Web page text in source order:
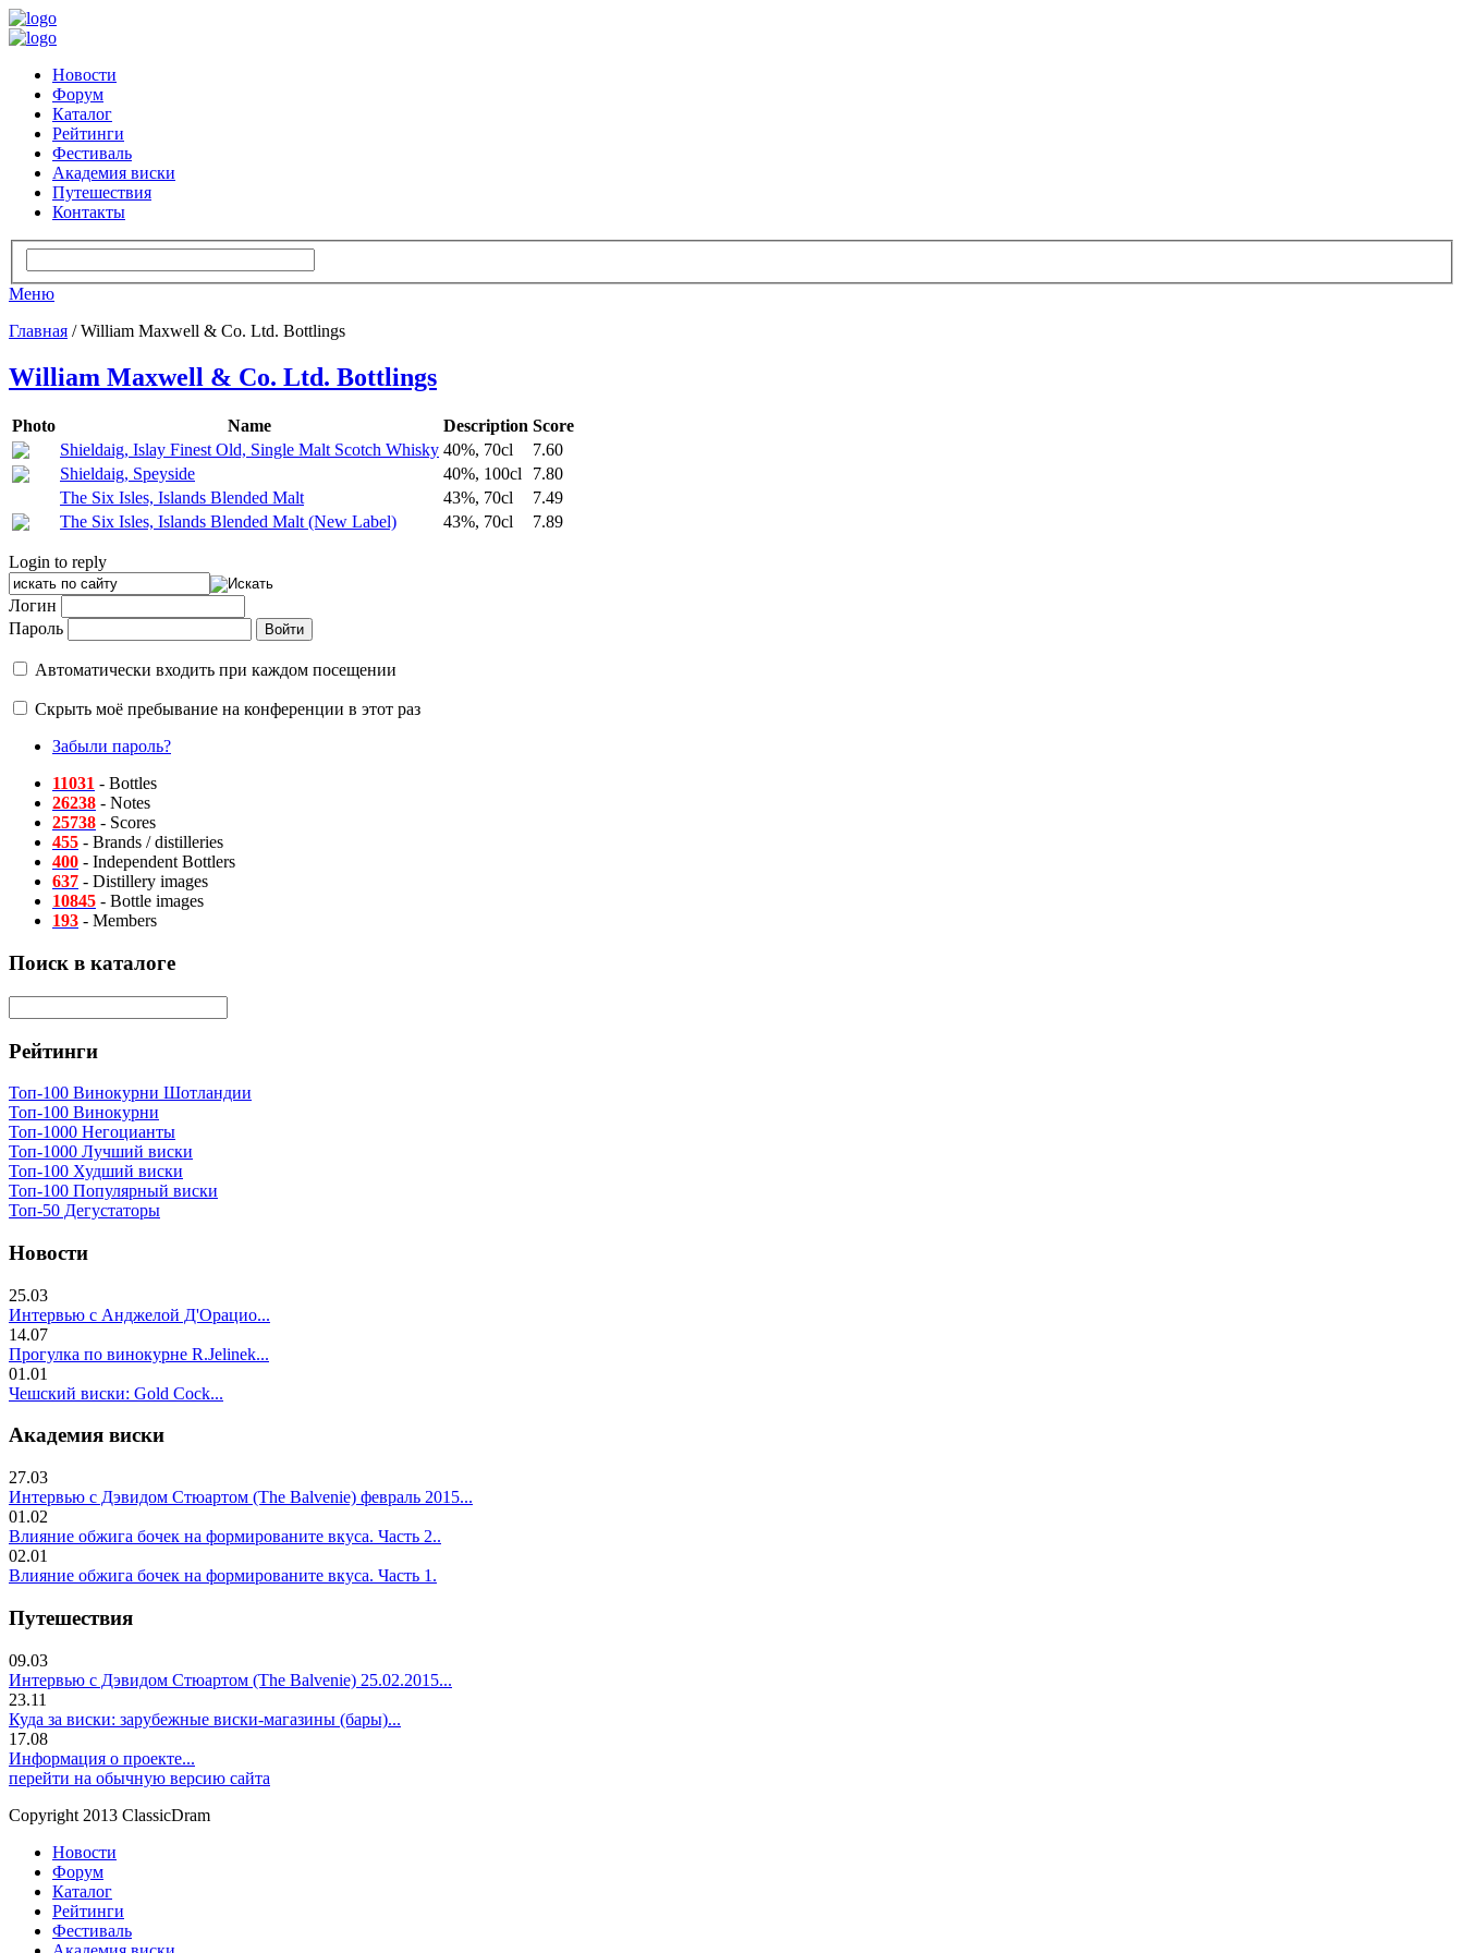
Новости
Форум
Каталог
Рейтинги
Фестиваль
Академия виски
Путешествия
Контакты
Меню
Главная / William Maxwell & Co. Ltd. Bottlings
William Maxwell & Co. Ltd. Bottlings
Photo Name Description Score
Shieldaig, Islay Finest Old, Single Malt Scotch Whisky 40%, 70cl
7.60
Shieldaig, Speyside
40%, 100cl
7.80
The Six Isles, Islands Blended Malt
43%, 70cl
7.49
The Six Isles, Islands Blended Malt (New Label)
43%, 70cl 7.89
Login to reply
Логин
Пароль
Автоматически входить при каждом посещении
Скрыть моё пребывание на конференции в этот раз
Забыли пароль?
11031 - Bottles
26238 - Notes
25738 - Scores
455 - Brands / distilleries
400 - Independent Bottlers
637 - Distillery images
10845 - Bottle images
193 - Members
Поиск в каталоге
Рейтинги
Топ-100 Винокурни Шотландии
Топ-100 Винокурни
Топ-1000 Негоцианты
Топ-1000 Лучший виски
Топ-100 Худший виски
Топ-100 Популярный виски
Топ-50 Дегустаторы
Новости
25.03
Интервью с Анджелой Д'Орацио...
14.07
Прогулка по винокурне R.Jelinek...
01.01
Чешский виски: Gold Cock...
Академия виски
27.03
Интервью с Дэвидом Стюартом (The Balvenie) февраль 2015...
01.02
Влияние обжига бочек на формированите вкуса. Часть 2..
02.01
Влияние обжига бочек на формированите вкуса. Часть 1.
Путешествия
09.03
Интервью с Дэвидом Стюартом (The Balvenie) 25.02.2015...
23.11
Куда за виски: зарубежные виски-магазины (бары)...
17.08
Информация о проекте...
перейти на обычную версию сайта
Copyright 2013 ClassicDram
Новости
Форум
Каталог
Рейтинги
Фестиваль